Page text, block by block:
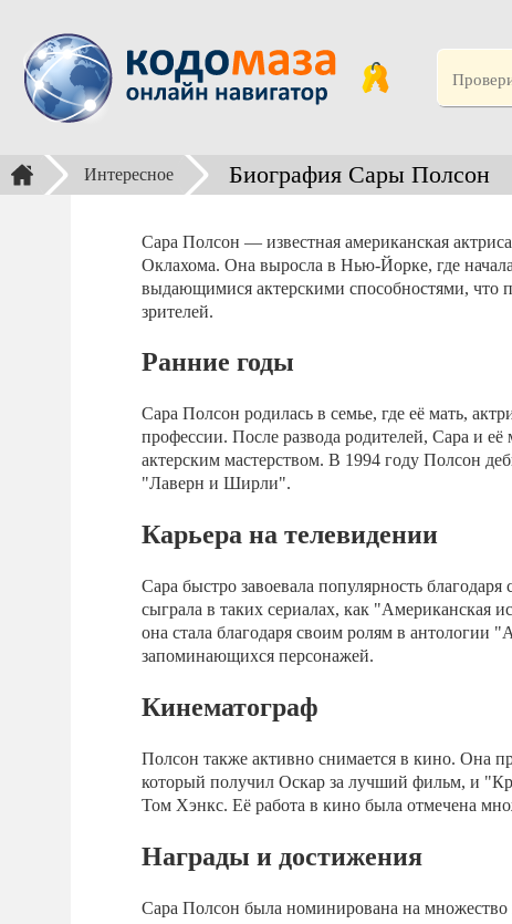
Интересное Биография Сары Полсон
Сара Полсон — известная американская
Оклахома. Она выросла в Нью-Йорке, где
выдающимися актерскими способностями, что
зрителей.
Ранние годы
Сара Полсон родилась в семье, где её мать,
профессии. После развода родителей, Сара и
актерским мастерством. В 1994 году Полсон
"Лаверн и Ширли".
Карьера на телевидении
Сара быстро завоевала популярность
сыграла в таких сериалах, как "Американская
она стала благодаря своим ролям в антологии
запоминающихся персонажей.
Кинематограф
Полсон также активно снимается в кино. Она
который получил Оскар за лучший фильм, и
Том Хэнкс. Её работа в кино была отмечена
Награды и достижения
Сара Полсон была номинирована на множество